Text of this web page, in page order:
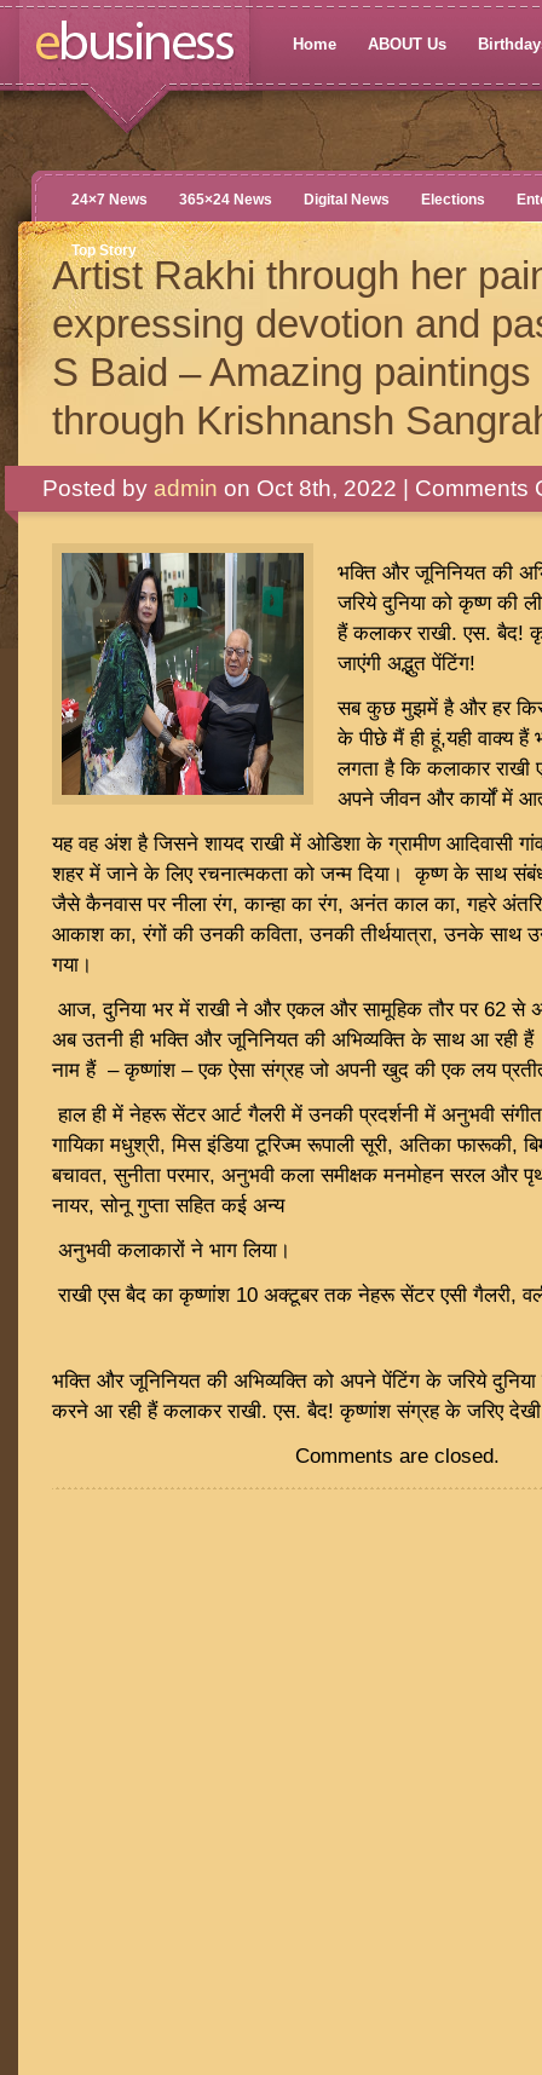
Home ABOUT Us
24×7 News 365×24 News Digital News Elections
Top Story
Artist Rakhi through her
expressing devotion and
S Baid – Amazing
through Krishnansh
Posted by admin on Oct 8th, 2022 | Comments
भक्ति और जूनिनियत की
जरिये दुनिया को कृष्ण की
हैं कलाकर राखी. एस. बैद!
जाएंगी अद्भुत पेंटिंग!
सब कुछ मुझमें है और हर
के पीछे मैं ही हूं,यही वाक्य
लगता है कि कलाकार
अपने जीवन और कार्यों में
यह वह अंश है जिसने शायद राखी में ओडिशा के ग्रामीण आदिवासी
शहर में जाने के लिए रचनात्मकता को जन्म दिया। कृष्ण के साथ
जैसे कैनवास पर नीला रंग, कान्हा का रंग, अनंत काल का, गहरे
आकाश का, रंगों की उनकी कविता, उनकी तीर्थयात्रा, उनके साथ
गया।
आज, दुनिया भर में राखी ने और एकल और सामूहिक तौर पर 62 से
अब उतनी ही भक्ति और जूनिनियत की अभिव्यक्ति के साथ आ
नाम हैं – कृष्णांश – एक ऐसा संग्रह जो अपनी खुद की एक लय
हाल ही में नेहरू सेंटर आर्ट गैलरी में उनकी प्रदर्शनी में अनुभवी
गायिका मधुश्री, मिस इंडिया टूरिज्म रूपाली सूरी, अतिका फारूकी,
बचावत, सुनीता परमार, अनुभवी कला समीक्षक मनमोहन सरल और
नायर, सोनू गुप्ता सहित कई अन्य
अनुभवी कलाकारों ने भाग लिया।
राखी एस बैद का कृष्णांश 10 अक्टूबर तक नेहरू सेंटर एसी गैलरी,
भक्ति और जूनिनियत की अभिव्यक्ति को अपने पेंटिंग के जरिये दुनिया
करने आ रही हैं कलाकर राखी. एस. बैद! कृष्णांश संग्रह के जरिए देखी
Comments are closed.